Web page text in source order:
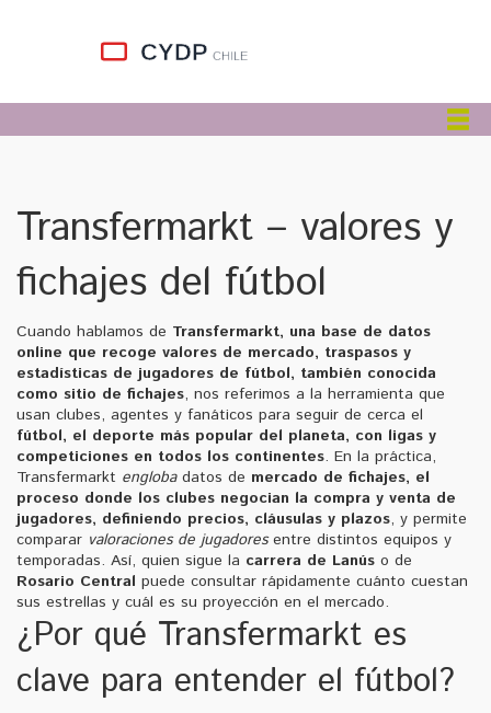
Transfermarkt – valores y
fichajes del fútbol
Cuando hablamos de Transfermarkt, una base de datos
online que recoge valores de mercado, traspasos y
estadísticas de jugadores de fútbol, también conocida
como sitio de fichajes, nos referimos a la herramienta que
usan clubes, agentes y fanáticos para seguir de cerca el
fútbol, el deporte más popular del planeta, con ligas y
competiciones en todos los continentes. En la práctica,
Transfermarkt englobadatos de mercado de fichajes, el
proceso donde los clubes negocian la compra y venta de
jugadores, definiendo precios, cláusulas y plazos, y permite
comparar valoraciones de jugadoresentre distintos equipos y
temporadas. Así, quien sigue la carrera de Lanús o de
Rosario Central puede consultar rápidamente cuánto cuestan
sus estrellas y cuál es su proyección en el mercado.
¿Por qué Transfermarkt es
clave para entender el fútbol?